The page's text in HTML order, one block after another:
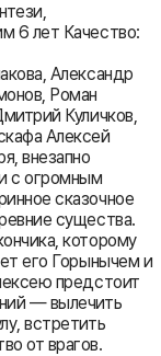
6 лет Качество:
Александр
Роман
Куличков,
Алексей
внезапно
с огромным
сказочное
существа.
которому
его Горынычем и
предстоит
— вылечить
встретить
от врагов.